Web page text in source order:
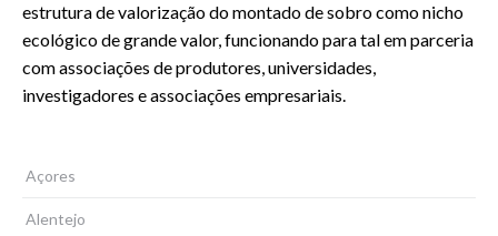
estrutura de valorização do montado de sobro como nicho
ecológico de grande valor, funcionando para tal em parceria
com associações de produtores, universidades,
investigadores e associações empresariais.
Açores
Alentejo